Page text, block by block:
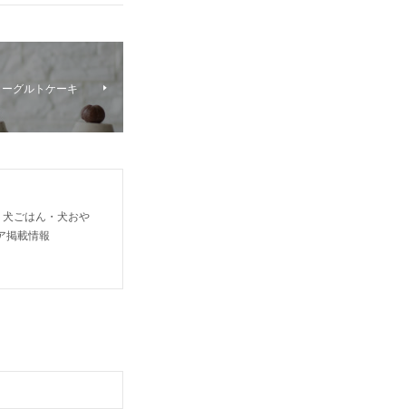
グルトケーキ
ごはん・犬おや
掲載情報